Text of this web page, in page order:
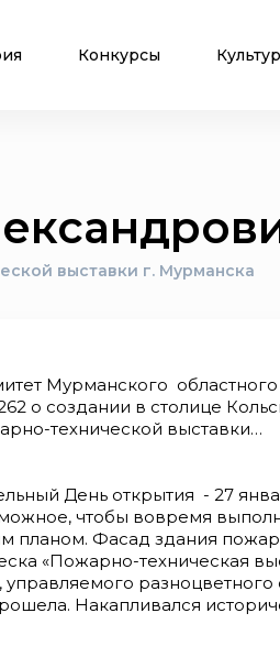
Конкурсы
выставки г. Мурманска
Мурманского
о создании в столице
технической выставки…
День открытия - 27
чтобы вовремя
планом. Фасад здания
«Пожарно-техническая
разноцветного
Накапливался